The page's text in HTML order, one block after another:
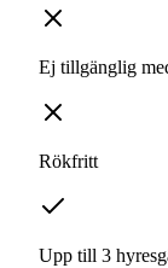
Ej tillgänglig
Rökfritt
Upp till 3